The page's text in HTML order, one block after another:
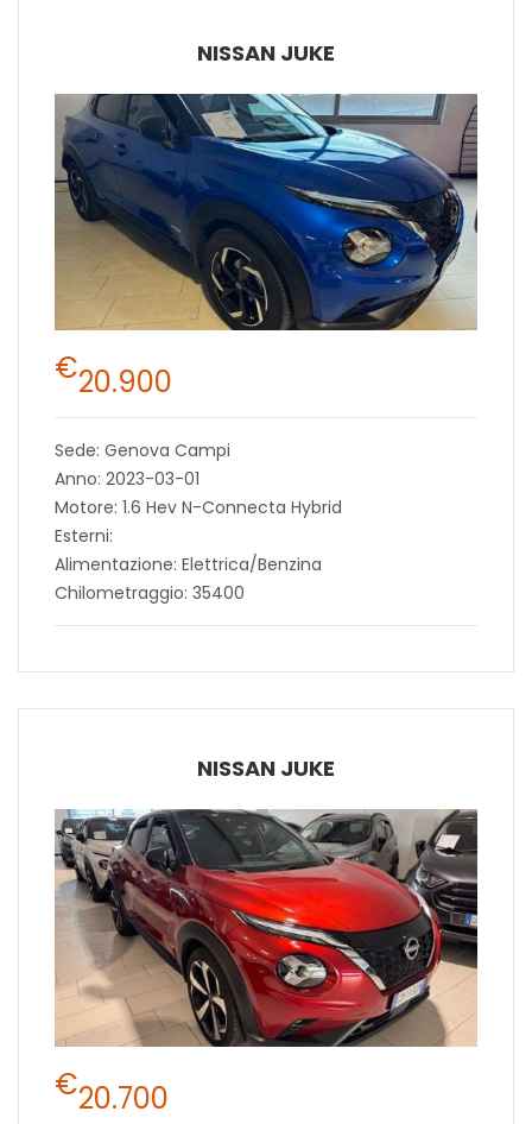
NISSAN JUKE
€20.900
Sede: Genova Campi
Anno: 2023-03-01
Motore: 1.6 Hev N-Connecta Hybrid
Esterni:
Alimentazione: Elettrica/Benzina
Chilometraggio: 35400
NISSAN JUKE
€20.700